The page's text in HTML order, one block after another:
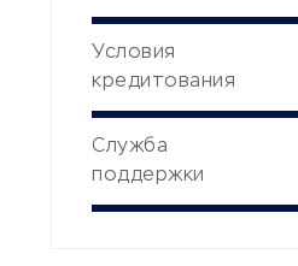
Условия
кредитования
Служба
поддержки